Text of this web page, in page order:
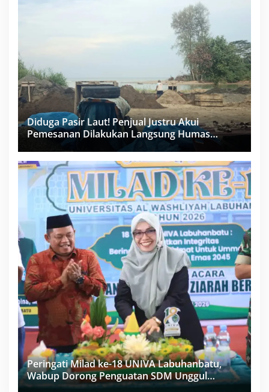
Diduga Pasir Laut! Penjual Justru Akui
Pemesanan Dilakukan Langsung Humas
Peringati Milad ke-18 UNIVA Labuhanbatu,
Wabup Dorong Penguatan SDM Unggul
Menuju Indonesia Emas 2045